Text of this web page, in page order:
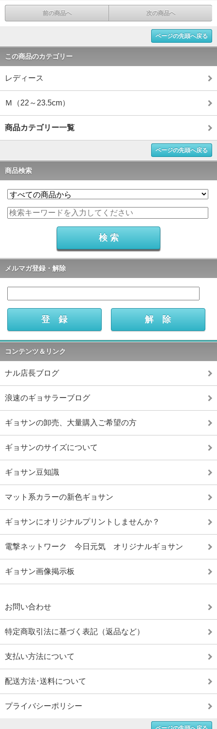
前の商品へ 次の商品へ
ページの先頭へ戻る
この商品のカテゴリー
レディース
Ｍ（22～23.5cm）
商品カテゴリー一覧
ページの先頭へ戻る
商品検索
メルマガ登録・解除
コンテンツ＆リンク
ナル店長ブログ
浪速のギョサラーブログ
ギョサンの卸売、大量購入ご希望の方
ギョサンのサイズについて
ギョサン豆知識
マット系カラーの新色ギョサン
ギョサンにオリジナルプリントしませんか？
電撃ネットワーク 今日元気 オリジナルギョサン
ギョサン画像掲示板
お問い合わせ
特定商取引法に基づく表記（返品など）
支払い方法について
配送方法･送料について
プライバシーポリシー